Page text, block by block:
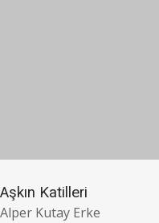
Aşkın Katilleri
Alper Kutay Erke